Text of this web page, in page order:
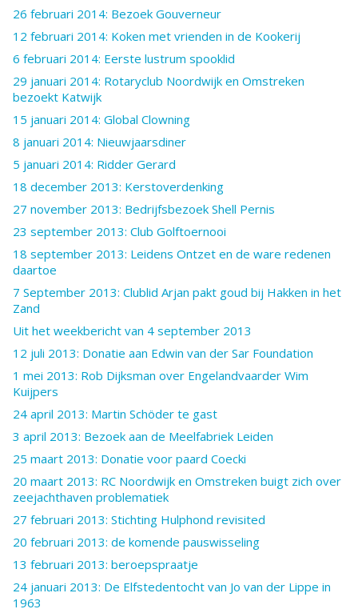
26 februari 2014: Bezoek Gouverneur
12 februari 2014: Koken met vrienden in de Kookerij
6 februari 2014: Eerste lustrum spooklid
29 januari 2014: Rotaryclub Noordwijk en Omstreken
bezoekt Katwijk
15 januari 2014: Global Clowning
8 januari 2014: Nieuwjaarsdiner
5 januari 2014: Ridder Gerard
18 december 2013: Kerstoverdenking
27 november 2013: Bedrijfsbezoek Shell Pernis
23 september 2013: Club Golftoernooi
18 september 2013: Leidens Ontzet en de ware redenen
daartoe
7 September 2013: Clublid Arjan pakt goud bij Hakken in het
Zand
Uit het weekbericht van 4 september 2013
12 juli 2013: Donatie aan Edwin van der Sar Foundation
1 mei 2013: Rob Dijksman over Engelandvaarder Wim
Kuijpers
24 april 2013: Martin Schöder te gast
3 april 2013: Bezoek aan de Meelfabriek Leiden
25 maart 2013: Donatie voor paard Coecki
20 maart 2013: RC Noordwijk en Omstreken buigt zich over
zeejachthaven problematiek
27 februari 2013: Stichting Hulphond revisited
20 februari 2013: de komende pauswisseling
13 februari 2013: beroepspraatje
24 januari 2013: De Elfstedentocht van Jo van der Lippe in
1963